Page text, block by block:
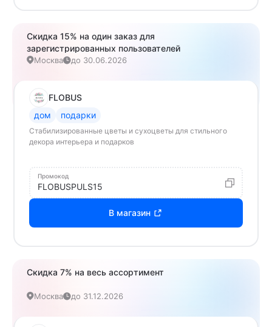
Скидка 15% на один заказ для
зарегистрированных пользователей
Москва до 30.06.2026
FLOBUS
дом
подарки
Стабилизированные цветы и сухоцветы для стильного
декора интерьера и подарков
Промокод
FLOBUSPULS15
В магазин
Скидка 7% на весь ассортимент
Москва до 31.12.2026